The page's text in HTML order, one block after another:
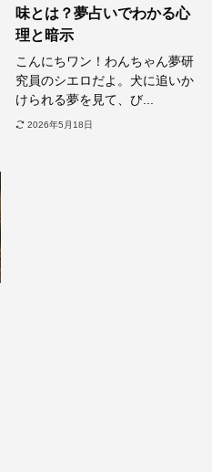
味とは？夢占いでわかる心
理と暗示
こんにちワン！わんちゃん夢研
究員のシエロだよ。犬に追いか
けられる夢を見て、び...
2026年5月18日